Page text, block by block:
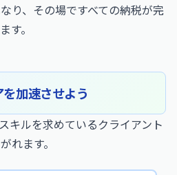
り、その場ですべての納税が完
す。
加速させよう
キルを求めているクライアント
れます。